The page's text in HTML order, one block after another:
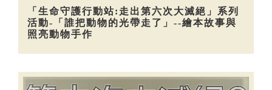
「生命守護行動站:走出第六次大滅絕」系列
活動-「誰把動物的光帶走了」--繪本故事與
照亮動物手作